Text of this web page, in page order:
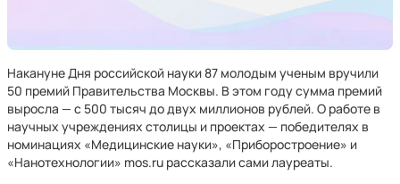
Накануне Дня российской науки 87 молодым ученым вручили
50 премий Правительства Москвы. В этом году сумма премий
выросла — с 500 тысяч до двух миллионов рублей. О работе в
научных учреждениях столицы и проектах — победителях в
номинациях «Медицинские науки», «Приборостроение» и
«Нанотехнологии» mos.ru рассказали сами лауреаты.